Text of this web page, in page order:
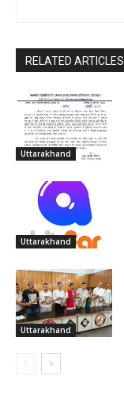
RELATED ARTICLES
Uttarakhand
Uttarakhand
Uttarakhand